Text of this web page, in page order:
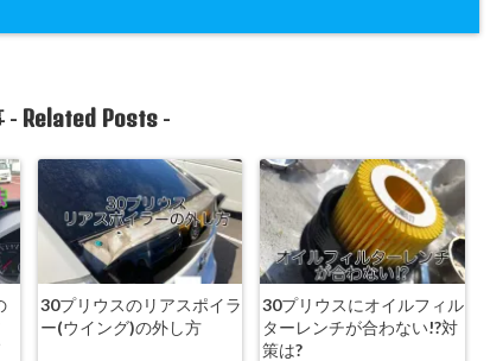
- Related Posts-
30プリウスのリアスポイラ
ー(ウイング)の外し方
30プリウスにオイルフィル
ターレンチが合わない!?対
策は?